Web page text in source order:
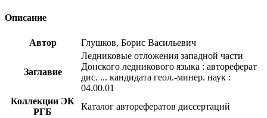
Описание
Автор Глушков, Борис Васильевич
Заглавие
Ледниковые отложения западной части
Донского ледникового языка : автореферат
дис. ... кандидата геол.-минер. наук :
04.00.01
Коллекции ЭК
РГБ
Каталог авторефератов диссертаций